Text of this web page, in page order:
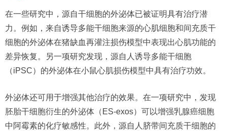
在一些研究中，源自干细胞的外泌体已被证明具有治疗潜
力。例如，来自诱导多能干细胞来源的心肌细胞和间充质干
细胞的外泌体在猪缺血再灌注损伤模型中表现出心肌功能的
差异恢复。另一项研究发现，源自人诱导多能干细胞
（iPSC）的外泌体在小鼠心肌损伤模型中具有治疗功效。
外泌体还可用于增强其他治疗的效果。在一项研究中，发现
胚胎干细胞衍生的外泌体（ES-exos）可以增强乳腺癌细胞
中阿霉素的化疗敏感性。此外，源自人脐带间充质干细胞的